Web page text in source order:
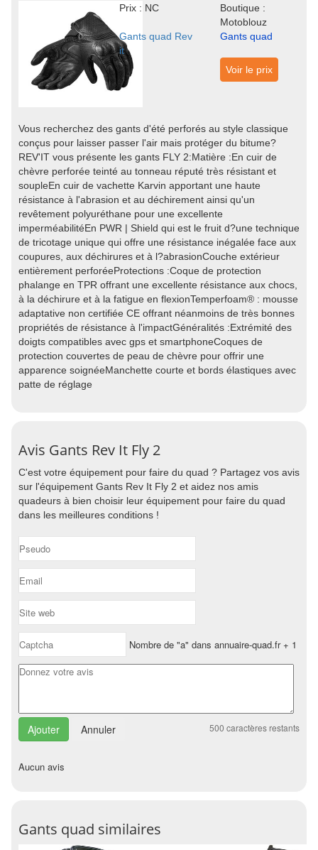
Prix : NC
Boutique :
Motoblouz
Gants quad Rev
it
Gants quad
Voir le prix
Vous recherchez des gants d'été perforés au style classique
conçus pour laisser passer l'air mais protéger du bitume?
REV'IT vous présente les gants FLY 2:Matière :En cuir de
chèvre perforée teinté au tonneau réputé très résistant et
soupleEn cuir de vachette Karvin apportant une haute
résistance à l'abrasion et au déchirement ainsi qu'un
revêtement polyuréthane pour une excellente
imperméabilitéEn PWR | Shield qui est le fruit d?une technique
de tricotage unique qui offre une résistance inégalée face aux
coupures, aux déchirures et à l?abrasionCouche extérieur
entièrement perforéeProtections :Coque de protection
phalange en TPR offrant une excellente résistance aux chocs,
à la déchirure et à la fatigue en flexionTemperfoam® : mousse
adaptative non certifiée CE offrant néanmoins de très bonnes
propriétés de résistance à l'impactGénéralités :Extrémité des
doigts compatibles avec gps et smartphoneCoques de
protection couvertes de peau de chèvre pour offrir une
apparence soignéeManchette courte et bords élastiques avec
patte de réglage
Avis Gants Rev It Fly 2
C'est votre équipement pour faire du quad ? Partagez vos avis
sur l'équipement Gants Rev It Fly 2 et aidez nos amis
quadeurs à bien choisir leur équipement pour faire du quad
dans les meilleures conditions !
Nombre de "a" dans annuaire-quad.fr + 1
Annuler 500 caractères restants
Aucun avis
Gants quad similaires